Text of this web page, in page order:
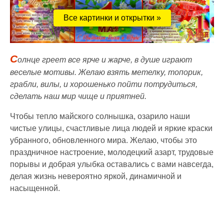
Все картинки и открытки »
Солнце греет все ярче и жарче, в душе играют
веселые мотивы. Желаю взять метелку, топорик,
грабли, вилы, и хорошенько пойти потрудиться,
сделать наш мир чище и приятней.
Чтобы тепло майского солнышка, озарило наши
чистые улицы, счастливые лица людей и яркие краски
убранного, обновленного мира. Желаю, чтобы это
праздничное настроение, молодецкий азарт, трудовые
порывы и добрая улыбка оставались с вами навсегда,
делая жизнь невероятно яркой, динамичной и
насыщенной.